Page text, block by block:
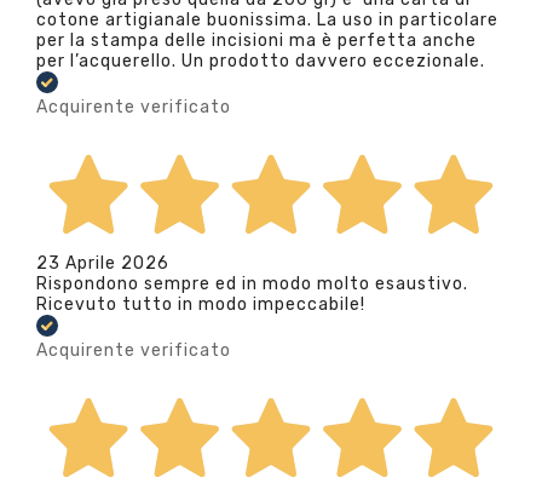
cotone artigianale buonissima. La uso in particolare
per la stampa delle incisioni ma è perfetta anche
per l’acquerello. Un prodotto davvero eccezionale.
Acquirente verificato
23 Aprile 2026
Rispondono sempre ed in modo molto esaustivo.
Ricevuto tutto in modo impeccabile!
Acquirente verificato